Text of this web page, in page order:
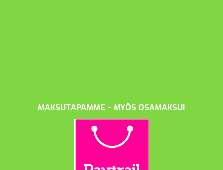
MAKSUTAPAMME – MYÖS OSAMAKSU!